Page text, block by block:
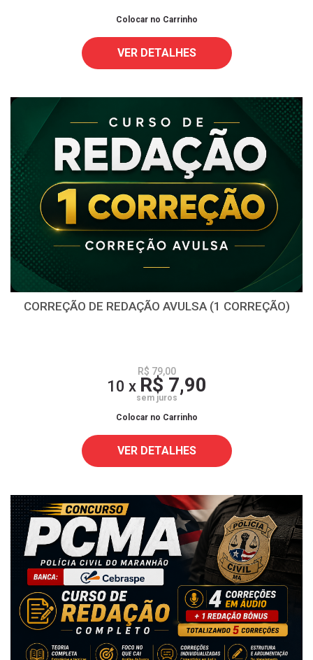
Colocar no Carrinho
VER DETALHES
CORREÇÃO DE REDAÇÃO AVULSA (1 CORREÇÃO)
R$ 79,00
10 x R$ 7,90
sem juros
Colocar no Carrinho
VER DETALHES